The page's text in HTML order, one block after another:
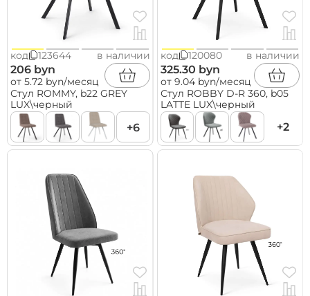
код 123644 в наличии
206 byn
от 5.72 byn/месяц
Стул ROMMY, b22 GREY
LUX\черный
+6
код 120080 в наличии
325.30 byn
от 9.04 byn/месяц
Стул ROBBY D-R 360, b05
LATTE LUX\черный
+2